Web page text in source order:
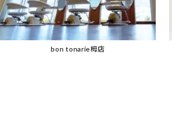
bon tonarie栂店